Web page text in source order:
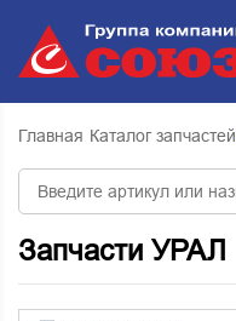
Главная Каталог запчастей
Запчасти УРАЛ